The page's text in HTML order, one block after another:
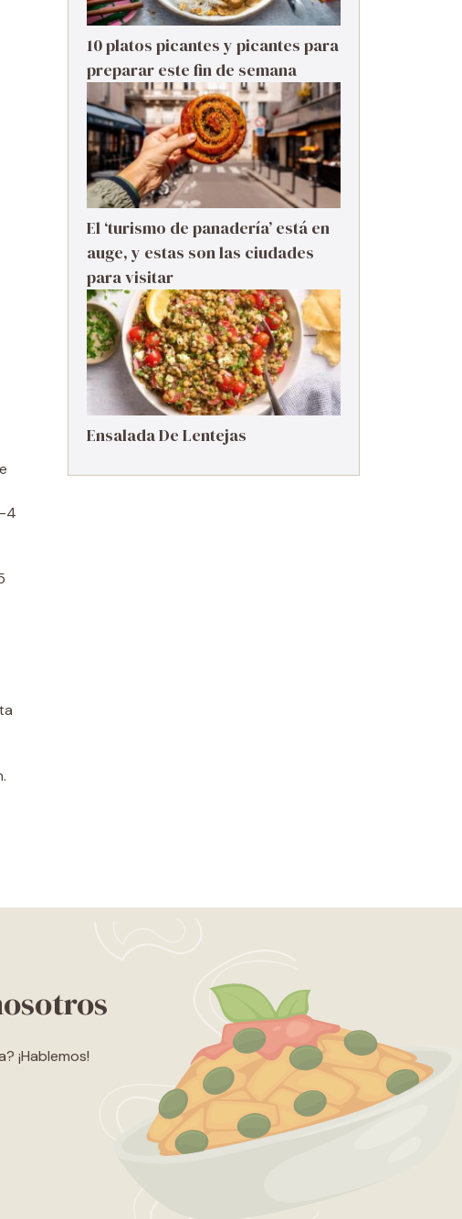
4
10 platos picantes y picantes para
preparar este fin de semana
El ‘turismo de panadería’ está en
auge, y estas son las ciudades
para visitar
Ensalada De Lentejas
¡Hablemos!